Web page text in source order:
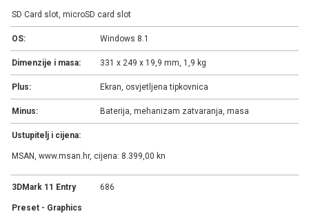
SD Card slot, microSD card slot
OS: Windows 8.1
Dimenzije i masa: 331 x 249 x 19,9 mm, 1,9 kg
Plus: Ekran, osvjetljena tipkovnica
Minus: Baterija, mehanizam zatvaranja, masa
Ustupitelj i cijena:
MSAN, www.msan.hr, cijena: 8.399,00 kn
3DMark 11 Entry
Preset - Graphics
686